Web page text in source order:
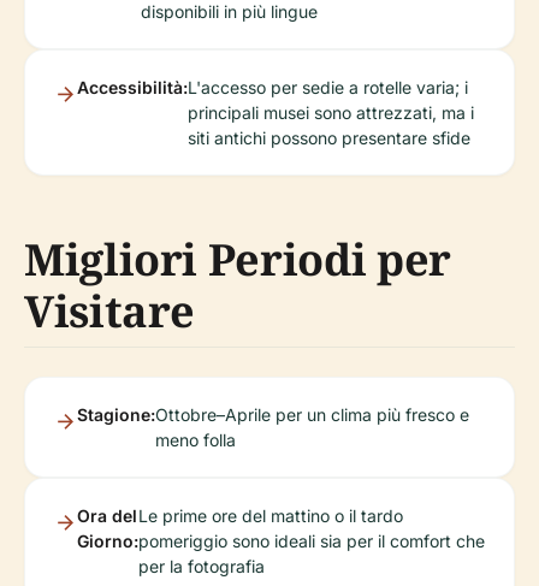
disponibili in più lingue
Accessibilità:L'accesso per sedie a rotelle varia; i
principali musei sono attrezzati, ma i
siti antichi possono presentare sfide
Migliori Periodi per
Visitare
Stagione:Ottobre–Aprile per un clima più fresco e
meno folla
Ora del
Giorno:
Le prime ore del mattino o il tardo
pomeriggio sono ideali sia per il comfort che
per la fotografia